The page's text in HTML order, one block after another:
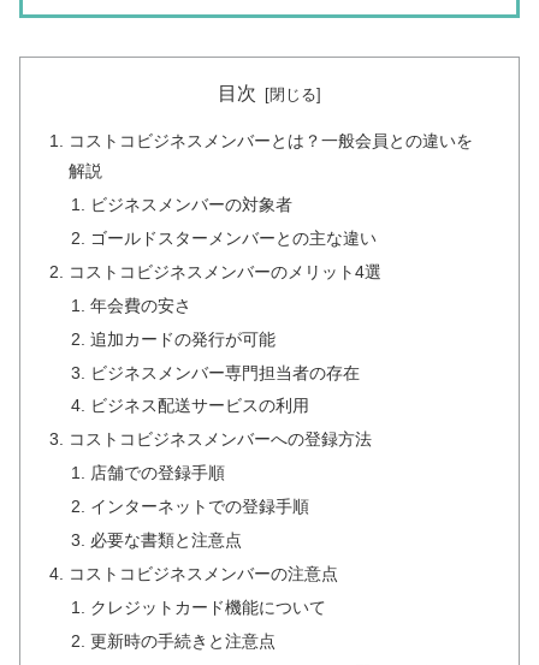
目次
コストコビジネスメンバーとは？一般会員との違いを
解説
ビジネスメンバーの対象者
ゴールドスターメンバーとの主な違い
コストコビジネスメンバーのメリット4選
年会費の安さ
追加カードの発行が可能
ビジネスメンバー専門担当者の存在
ビジネス配送サービスの利用
コストコビジネスメンバーへの登録方法
店舗での登録手順
インターネットでの登録手順
必要な書類と注意点
コストコビジネスメンバーの注意点
クレジットカード機能について
更新時の手続きと注意点